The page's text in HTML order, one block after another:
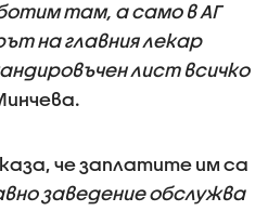
там, а само в АГ
на главния лекар
лист всичко
че заплатите им са
заведение обслужва